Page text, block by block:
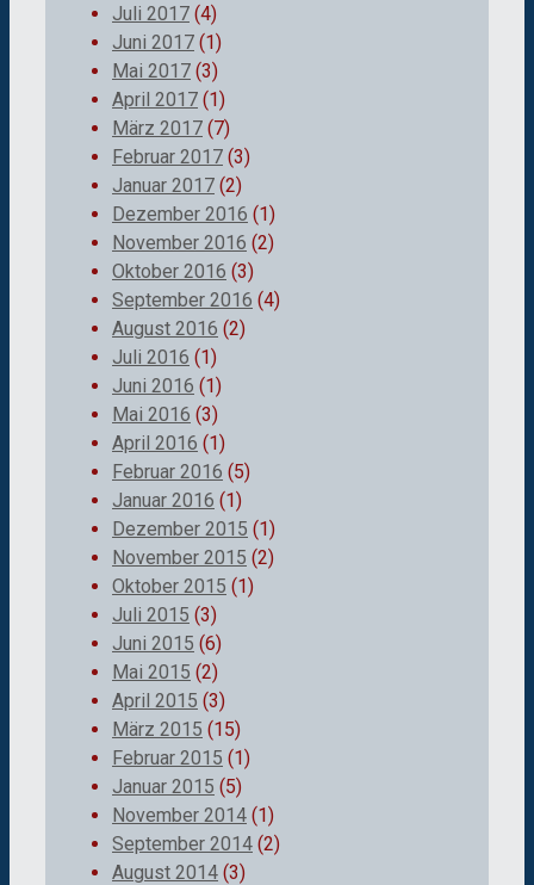
Juli 2017 (4)
Juni 2017 (1)
Mai 2017 (3)
April 2017 (1)
März 2017 (7)
Februar 2017 (3)
Januar 2017 (2)
Dezember 2016 (1)
November 2016 (2)
Oktober 2016 (3)
September 2016 (4)
August 2016 (2)
Juli 2016 (1)
Juni 2016 (1)
Mai 2016 (3)
April 2016 (1)
Februar 2016 (5)
Januar 2016 (1)
Dezember 2015 (1)
November 2015 (2)
Oktober 2015 (1)
Juli 2015 (3)
Juni 2015 (6)
Mai 2015 (2)
April 2015 (3)
März 2015 (15)
Februar 2015 (1)
Januar 2015 (5)
November 2014 (1)
September 2014 (2)
August 2014 (3)